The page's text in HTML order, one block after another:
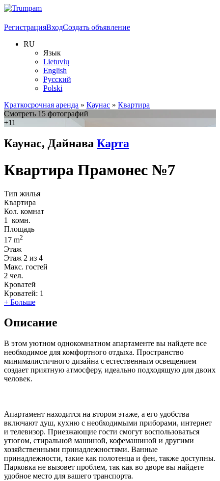
РегистрацияВходСоздать объявление
RU
Язык
Lietuvių
English
Русский
Polski
Краткосрочная аренда » Каунас » Квартира
Смотреть 15 фотографий
+11
Каунас, Дайнава Карта
Квартира Прамонес №7
Тип жилья
Квартира
Кол. комнат
1
комн.
Площадь
17 m2
Этаж
Этаж 2 из 4
Макс. гостей
2 чел.
Кроватей
Кроватей: 1
+ Больше
Описание
В этом уютном однокомнатном апартаменте вы найдете все
необходимое для комфортного отдыха. Пространство
минималистичного дизайна с естественным освещением
создает приятную атмосферу, идеально подходящую для двоих
человек.
Апартамент находится на втором этаже, а его удобства
включают душ, кухню с необходимыми приборами, интернет
и телевизор. Приезжающие гости смогут воспользоваться
утюгом, стиральной машиной, кофемашиной и другими
хозяйственными принадлежностями. Ванные
принадлежности, такие как полотенца и фен, также доступны.
Парковка не вызовет проблем, так как во дворе вы найдете
удобное место для вашего транспорта.